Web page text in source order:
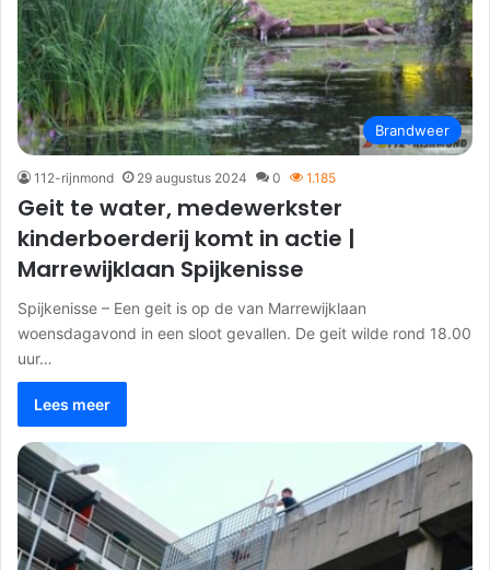
Brandweer
112-rijnmond 29 augustus 2024 0 1.185
Geit te water, medewerkster
kinderboerderij komt in actie |
Marrewijklaan Spijkenisse
Spijkenisse – Een geit is op de van Marrewijklaan
woensdagavond in een sloot gevallen. De geit wilde rond 18.00
uur…
Lees meer